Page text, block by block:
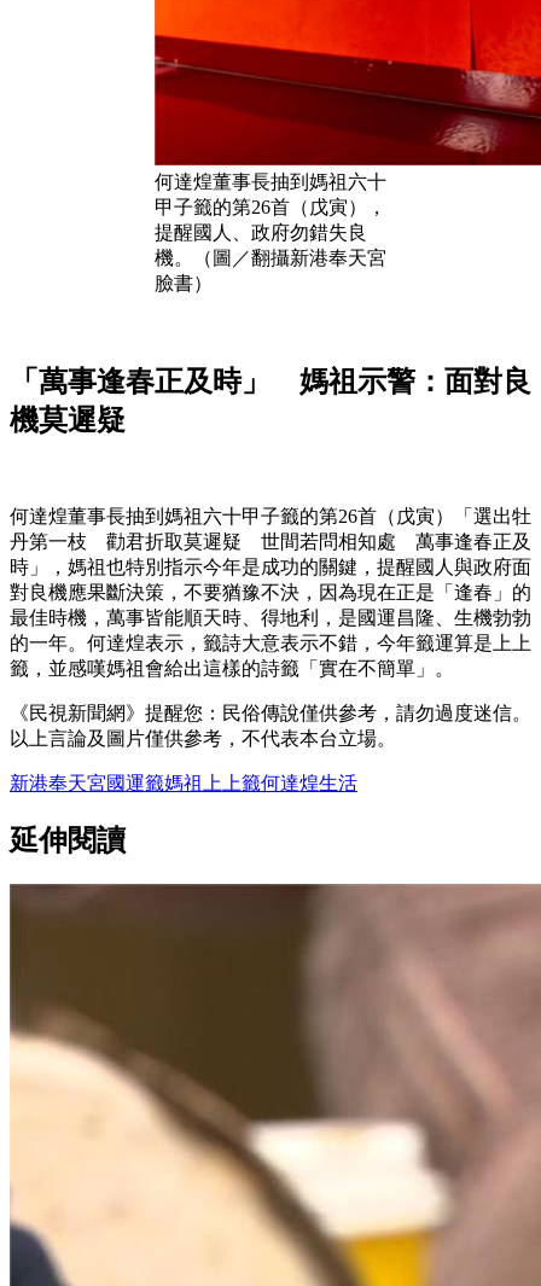
何達煌董事長抽到媽祖六十
甲子籤的第26首（戊寅），
提醒國人、政府勿錯失良
機。（圖／翻攝新港奉天宮
臉書）
「萬事逢春正及時」 媽祖示警：面對良
機莫遲疑
何達煌董事長抽到媽祖六十甲子籤的第26首（戊寅）「選出牡
丹第一枝 勸君折取莫遲疑 世間若問相知處 萬事逢春正及
時」，媽祖也特別指示今年是成功的關鍵，提醒國人與政府面
對良機應果斷決策，不要猶豫不決，因為現在正是「逢春」的
最佳時機，萬事皆能順天時、得地利，是國運昌隆、生機勃勃
的一年。何達煌表示，籤詩大意表示不錯，今年籤運算是上上
籤，並感嘆媽祖會給出這樣的詩籤「實在不簡單」。
《民視新聞網》提醒您：民俗傳說僅供參考，請勿過度迷信。
以上言論及圖片僅供參考，不代表本台立場。
新港奉天宮國運籤媽祖 上上籤何達煌生活
延伸閱讀